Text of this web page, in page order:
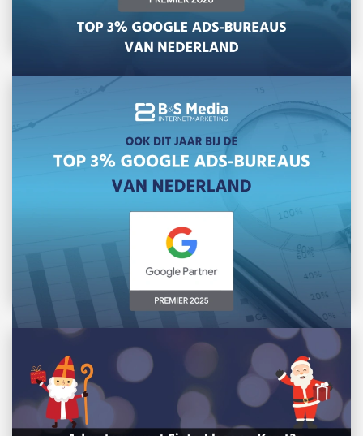
B&S Media is Google Premier Partner 2026
Net als voorgaande jaren behoort ons team in
2026 tot de beste 3% Google […]
B&S Media ook in 2025 bij de top 3% Google
Ads-bureaus in NL
We behoren ook in 2025 tot de beste 3% Google
Ads-experts van Nederland. Via […]